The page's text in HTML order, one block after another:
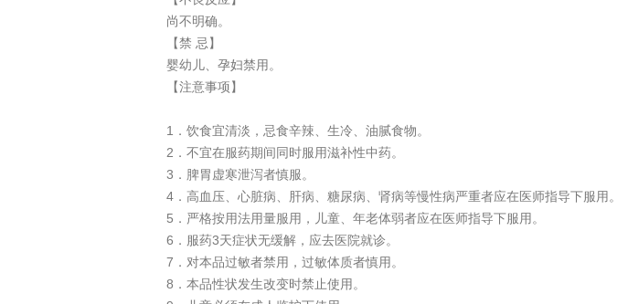
尚不明确。
【禁 忌】
婴幼儿、孕妇禁用。
【注意事项】
1．饮食宜清淡，忌食辛辣、生冷、油腻食物。
2．不宜在服药期间同时服用滋补性中药。
3．脾胃虚寒泄泻者慎服。
4．高血压、心脏病、肝病、糖尿病、肾病等慢性病严重者应在医师指导下服用。
5．严格按用法用量服用，儿童、年老体弱者应在医师指导下服用。
6．服药3天症状无缓解，应去医院就诊。
7．对本品过敏者禁用，过敏体质者慎用。
8．本品性状发生改变时禁止使用。